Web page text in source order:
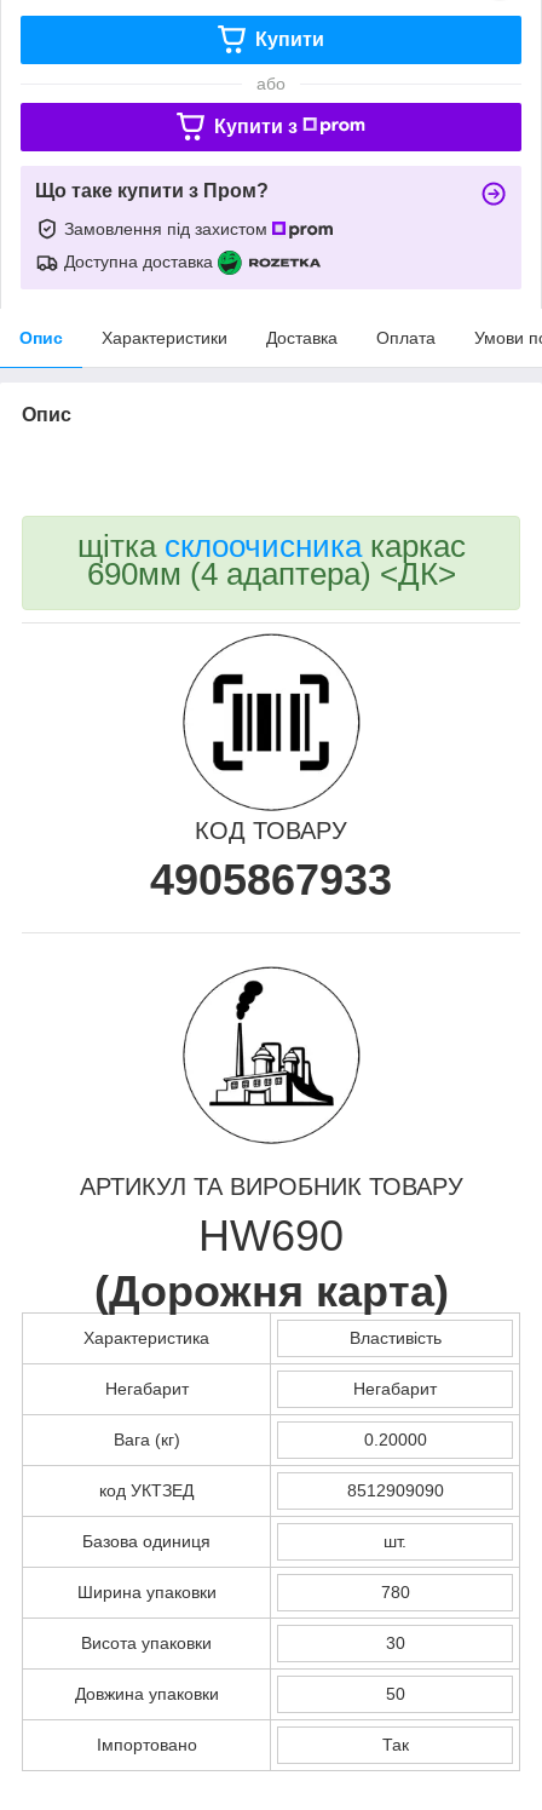
Купити
або
Купити з
Що таке купити з Пром?
Замовлення під захистом
Доступна доставка
Опис Характеристики Доставка Оплата Умови
Опис
щітка склоочисникакаркас
690мм (4 адаптера) <ДК>
КОД ТОВАРУ
4905867933
АРТИКУЛ ТА ВИРОБНИК ТОВАРУ
HW690
(Дорожня карта)
Характеристика Властивість
Негабарит Негабарит
Вага (кг) 0.20000
код УКТЗЕД 8512909090
Базова одиниця шт.
Ширина упаковки 780
Висота упаковки 30
Довжина упаковки 50
Імпортовано Так